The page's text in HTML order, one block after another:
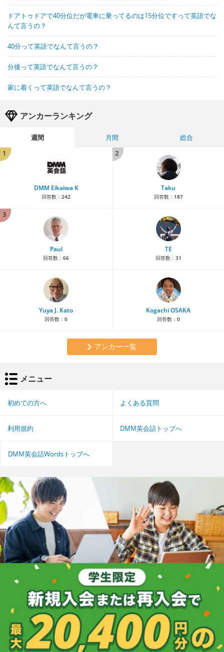
ドアトゥドアで40分位だが電車に乗ってるのは15分位ですって英語でな
んて言うの？
40分って英語でなんて言うの？
分後って英語でなんて言うの？
家に着くって英語でなんて言うの？
アンカーランキング
週間 月間
総合
1
DMM Eikaiwa K
回答数： 242
2
Taku
回答数： 187
3
Paul
回答数： 66
TE
回答数： 31
Yuya J. Kato
回答数： 0
Kogachi OSAKA
回答数： 0
アンカー一覧
メニュー
初めての方へ よくある質問
利用規約 DMM英会話トップへ
DMM英会話Wordsトップへ